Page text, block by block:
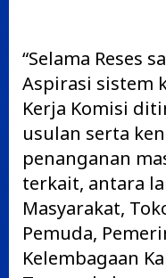
“Selama Reses
Aspirasi sistem
Kerja Komisi
usulan serta
penanganan
terkait, antara
Masyarakat,
Pemuda,
Kelembagaan